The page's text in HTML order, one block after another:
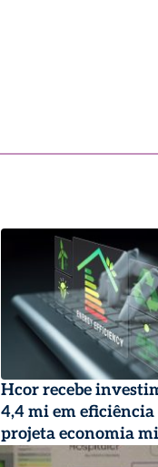
Hcor recebe
4,4 mi em eficiência
projeta economia